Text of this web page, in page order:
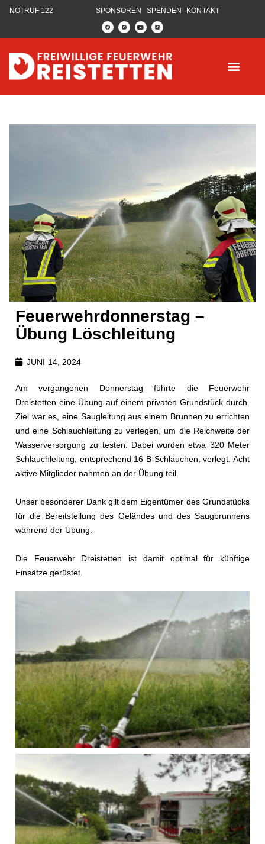
NOTRUF 122 SPONSOREN SPENDEN KONTAKT
Feuerwehrdonnerstag –
Übung Löschleitung
JUNI 14, 2024
Am vergangenen Donnerstag führte die Feuerwehr
Dreistetten eine Übung auf einem privaten Grundstück durch.
Ziel war es, eine Saugleitung aus einem Brunnen zu errichten
und eine Schlauchleitung zu verlegen, um die Reichweite der
Wasserversorgung zu testen. Dabei wurden etwa 320 Meter
Schlauchleitung, entsprechend 16 B-Schläuchen, verlegt. Acht
aktive Mitglieder nahmen an der Übung teil.
Unser besonderer Dank gilt dem Eigentümer des Grundstücks
für die Bereitstellung des Geländes und des Saugbrunnens
während der Übung.
Die Feuerwehr Dreistetten ist damit optimal für künftige
Einsätze gerüstet.